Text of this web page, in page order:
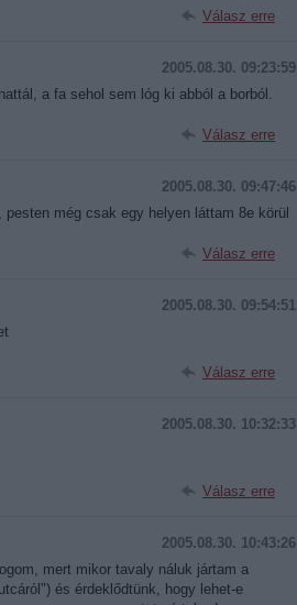
Válasz erre
2005.08.30. 09:23:59
a fa sehol sem lóg ki abból a borból.
Válasz erre
2005.08.30. 09:47:46
még csak egy helyen láttam 8e körül
Válasz erre
2005.08.30. 09:54:51
Válasz erre
2005.08.30. 10:32:33
Válasz erre
2005.08.30. 10:43:26
mert mikor tavaly náluk jártam a
és érdeklődtünk, hogy lehet-e